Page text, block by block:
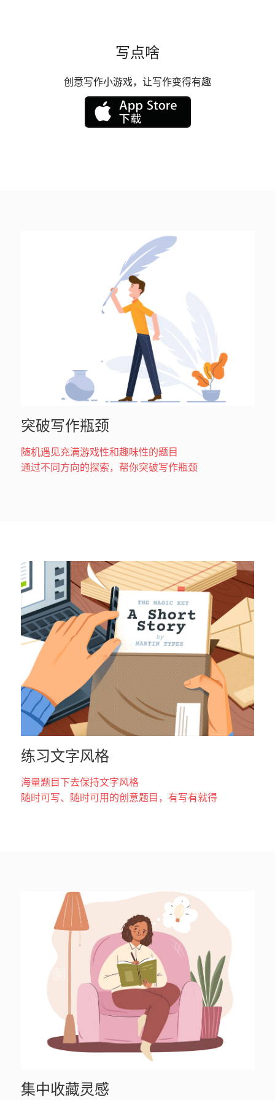
写点啥
创意写作小游戏，让写作变得有趣
突破写作瓶颈
随机遇见充满游戏性和趣味性的题目
通过不同方向的探索，帮你突破写作瓶颈
练习文字风格
海量题目下去保持文字风格
随时可写、随时可用的创意题目，有写有就得
集中收藏灵感